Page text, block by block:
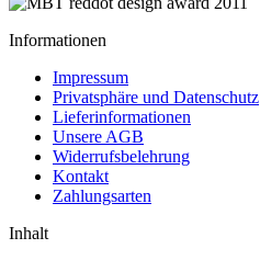
Informationen
Impressum
Privatsphäre und Datenschutz
Lieferinformationen
Unsere AGB
Widerrufsbelehrung
Kontakt
Zahlungsarten
Inhalt